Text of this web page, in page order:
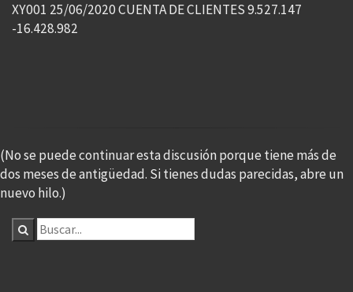
XY001 25/06/2020 CUENTA DE CLIENTES 9.527.147
-16.428.982
(No se puede continuar esta discusión porque tiene más de
dos meses de antigüedad. Si tienes dudas parecidas, abre un
nuevo hilo.)